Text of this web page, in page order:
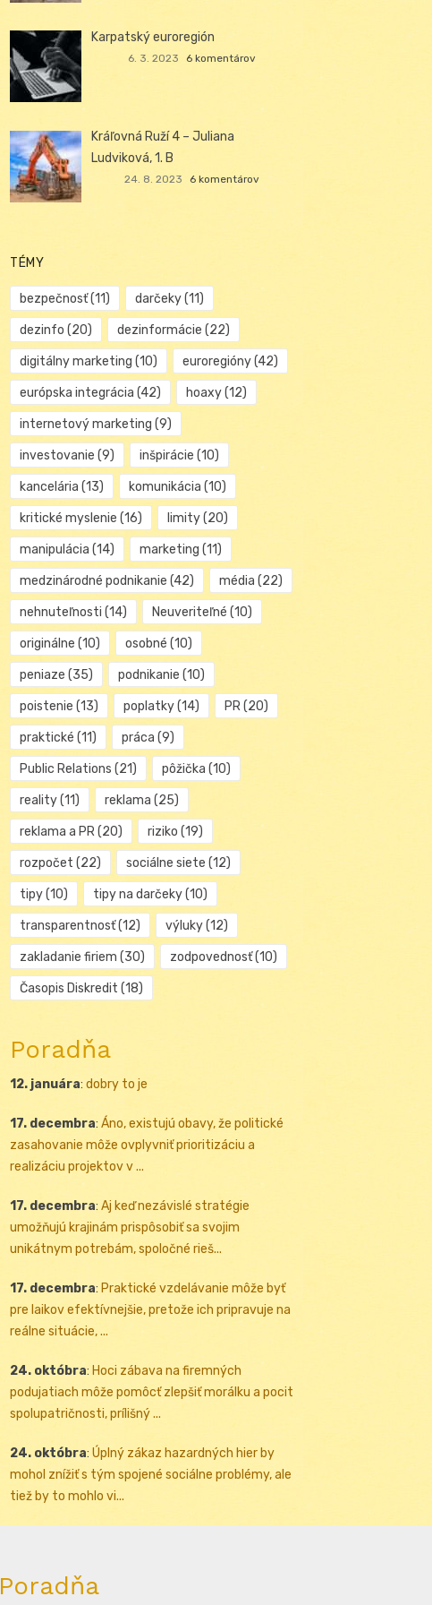
Karpatský euroregión
6. 3. 2023 6 komentárov
Kráľovná Ruží 4 – Juliana
Ludviková, 1. B
24. 8. 2023 6 komentárov
TÉMY
bezpečnosť(11) darčeky(11)
dezinfo (20) dezinformácie (22)
digitálny marketing (10) euroregióny(42)
európska integrácia (42) hoaxy(12)
internetový marketing (9)
investovanie (9) inšpirácie (10)
kancelária (13) komunikácia (10)
kritické myslenie (16) limity(20)
manipulácia (14) marketing (11)
medzinárodné podnikanie (42) média (22)
nehnuteľnosti (14) Neuveriteľné (10)
originálne (10) osobné (10)
peniaze (35) podnikanie (10)
poistenie (13) poplatky(14) PR(20)
praktické (11) práca (9)
Public Relations (21) pôžička (10)
reality(11) reklama (25)
reklama a PR(20) riziko (19)
rozpočet (22) sociálne siete (12)
tipy(10) tipy na darčeky(10)
transparentnosť(12) výluky(12)
zakladanie firiem (30) zodpovednosť(10)
Časopis Diskredit (18)
Poradňa
12. januára: dobry to je
17. decembra: Áno, existujú obavy, že politické
zasahovanie môže ovplyvniť prioritizáciu a
realizáciu projektov v ...
17. decembra: Aj keď nezávislé stratégie
umožňujú krajinám prispôsobiť sa svojim
unikátnym potrebám, spoločné rieš...
17. decembra: Praktické vzdelávanie môže byť
pre laikov efektívnejšie, pretože ich pripravuje na
reálne situácie, ...
24. októbra: Hoci zábava na firemných
podujatiach môže pomôcť zlepšiť morálku a pocit
spolupatričnosti, prílišný ...
24. októbra: Úplný zákaz hazardných hier by
mohol znížiť s tým spojené sociálne problémy, ale
tiež by to mohlo vi...
Poradňa